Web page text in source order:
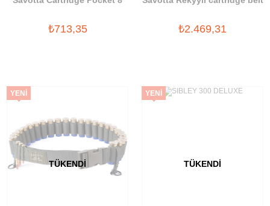
₺713,35 ₺2.469,31
TÜKENDI
YENI
TÜKENDI
YENI